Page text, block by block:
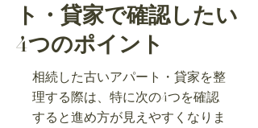
ト・貸家で確認したい
4つのポイント
相続した古いアパート・貸家を整
理する際は、特に次の4つを確認
すると進め方が見えやすくなりま